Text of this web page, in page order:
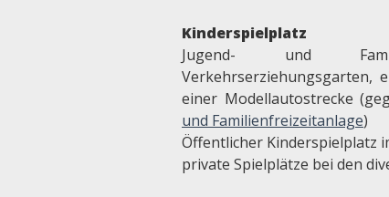
Kinderspielplatz
Jugend- und
Verkehrserziehungsgarten,
einer Modellautostrecke
und Familienfreizeitanlage)
Öffentlicher Kinderspielplatz
private Spielplätze bei den